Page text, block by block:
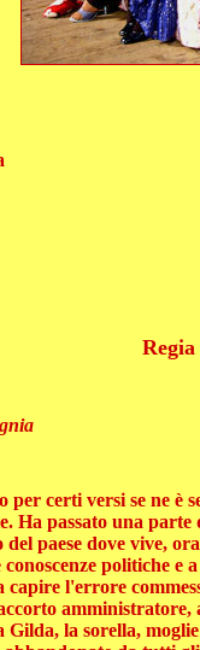
per certi versi se ne
Ha passato una
del paese dove vive,
politiche
capire l'errore
Gilda, la sorella,